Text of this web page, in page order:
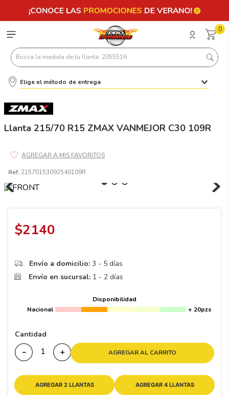
0
Busca la medida de tu llanta: 2055516
Elige el método de entrega
Llanta 215/70 R15 ZMAX VANMEJOR C30 109R
Ref. 21570153092540109R
$2140
Envío a domicilio: 3 - 5 días
Envío en sucursal: 1 - 2 días
Disponibilidad
Nacional
+ 20pzs
Cantidad
＋
－ AGREGAR AL CARRITO
AGREGAR 2 LLANTAS AGREGAR 4 LLANTAS
Términos más buscados
10.
265